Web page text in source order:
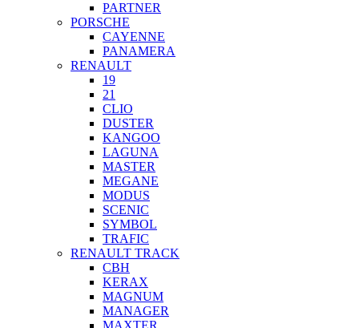
PARTNER
PORSCHE
CAYENNE
PANAMERA
RENAULT
19
21
CLIO
DUSTER
KANGOO
LAGUNA
MASTER
MEGANE
MODUS
SCENIC
SYMBOL
TRAFIC
RENAULT TRACK
CBH
KERAX
MAGNUM
MANAGER
MAXTER